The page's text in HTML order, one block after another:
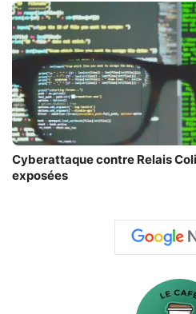
Cyberattaque contre Relais
exposées